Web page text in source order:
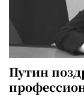
Путин